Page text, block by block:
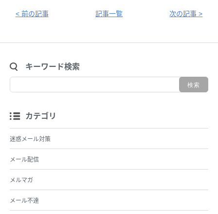
< 前の記事 記事一覧 次の記事 >
キーワード検索
カテゴリ
迷惑メール対策
メール配信
メルマガ
メール不達